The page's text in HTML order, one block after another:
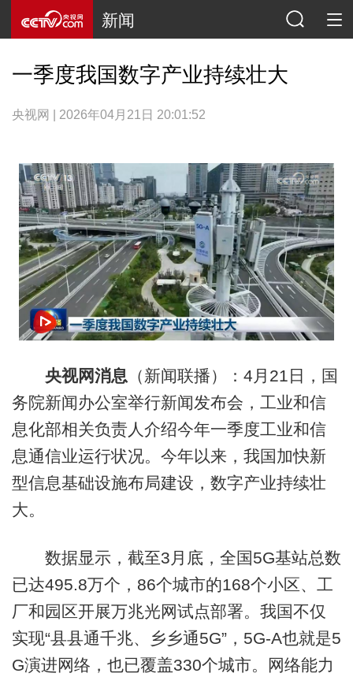
新闻
一季度我国数字产业持续壮大
央视网 | 2026年04月21日 20:01:52
央视网消息 （新闻联播）：4月21日，国
务院新闻办公室举行新闻发布会，工业和信
息化部相关负责人介绍今年一季度工业和信
息通信业运行状况。今年以来，我国加快新
型信息基础设施布局建设，数字产业持续壮
大。
数据显示，截至3月底，全国5G基站总数
已达495.8万个，86个城市的168个小区、工
厂和园区开展万兆光网试点部署。我国不仅
实现“县县通千兆、乡乡通5G”，5G-A也就是5
G演进网络，也已覆盖330个城市。网络能力